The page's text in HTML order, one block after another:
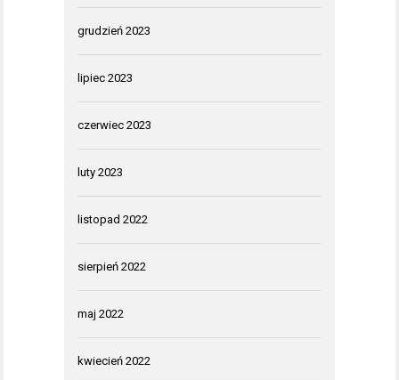
grudzień 2023
lipiec 2023
czerwiec 2023
luty 2023
listopad 2022
sierpień 2022
maj 2022
kwiecień 2022